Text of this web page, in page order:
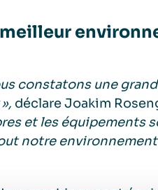
constatons une
déclare Joakim
et les équipements
notre environnement